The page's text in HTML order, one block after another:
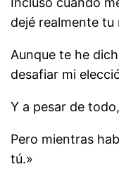
dejé realmente tu
Aunque te he
desafiar mi
Y a pesar de
Pero mientras
tú.»